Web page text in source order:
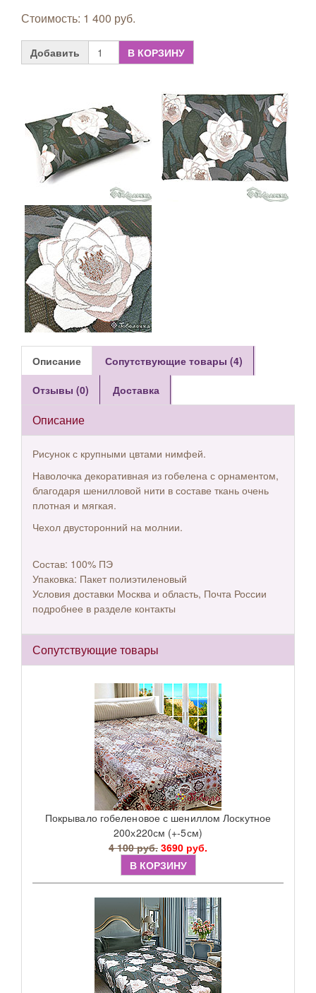
Стоимость: 1 400 руб.
Добавить В КОРЗИНУ
Описание Сопутствующие товары (4)
Отзывы (0) Доставка
Описание
Рисунок с крупными цвтами нимфей.
Наволочка декоративная из гобелена с орнаментом,
благодаря шенилловой нити в составе ткань очень
плотная и мягкая.
Чехол двусторонний на молнии.
Состав: 100% ПЭ
Упаковка: Пакет полиэтиленовый
Условия доставки Москва и область, Почта России
подробнее в разделе контакты
Сопутствующие товары
Покрывало гобеленовое с шениллом Лоскутное
200х220см (+-5см)
4 100 руб. 3690 руб.
В КОРЗИНУ